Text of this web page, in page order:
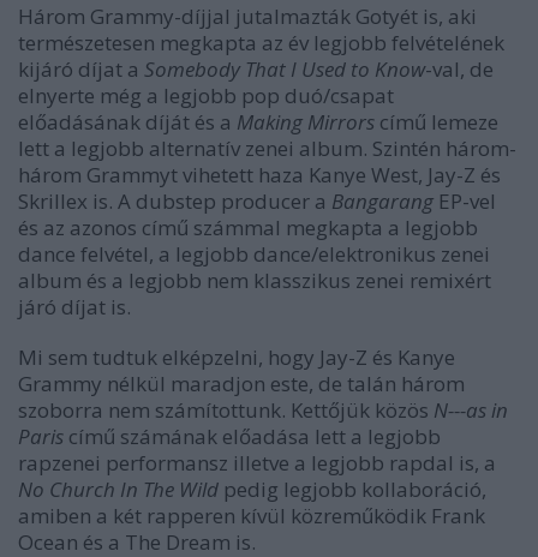
Három Grammy-díjjal jutalmazták Gotyét is, aki
természetesen megkapta az év legjobb felvételének
kijáró díjat a Somebody That I Used to Know-val, de
elnyerte még a legjobb pop duó/csapat
előadásának díját és a Making Mirrors című lemeze
lett a legjobb alternatív zenei album. Szintén három-
három Grammyt vihetett haza Kanye West, Jay-Z és
Skrillex is. A dubstep producer a Bangarang EP-vel
és az azonos című számmal megkapta a legjobb
dance felvétel, a legjobb dance/elektronikus zenei
album és a legjobb nem klasszikus zenei remixért
járó díjat is.
Mi sem tudtuk elképzelni, hogy Jay-Z és Kanye
Grammy nélkül maradjon este, de talán három
szoborra nem számítottunk. Kettőjük közös N---as in
Paris című számának előadása lett a legjobb
rapzenei performansz illetve a legjobb rapdal is, a
No Church In The Wild pedig legjobb kollaboráció,
amiben a két rapperen kívül közreműködik Frank
Ocean és a The Dream is.